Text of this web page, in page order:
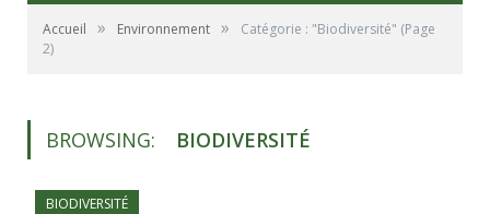
Accueil » Environnement » Catégorie : "Biodiversité" (Page
2)
BROWSING: BIODIVERSITÉ
BIODIVERSITÉ